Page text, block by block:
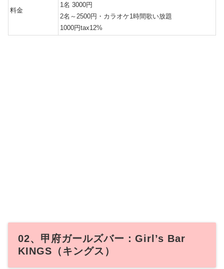
料金
1名 3000円
2名～2500円・カラオケ1時間歌い放題
1000円tax12%
02、甲府ガールズバー：Girl’s Bar
KINGS（キングス）